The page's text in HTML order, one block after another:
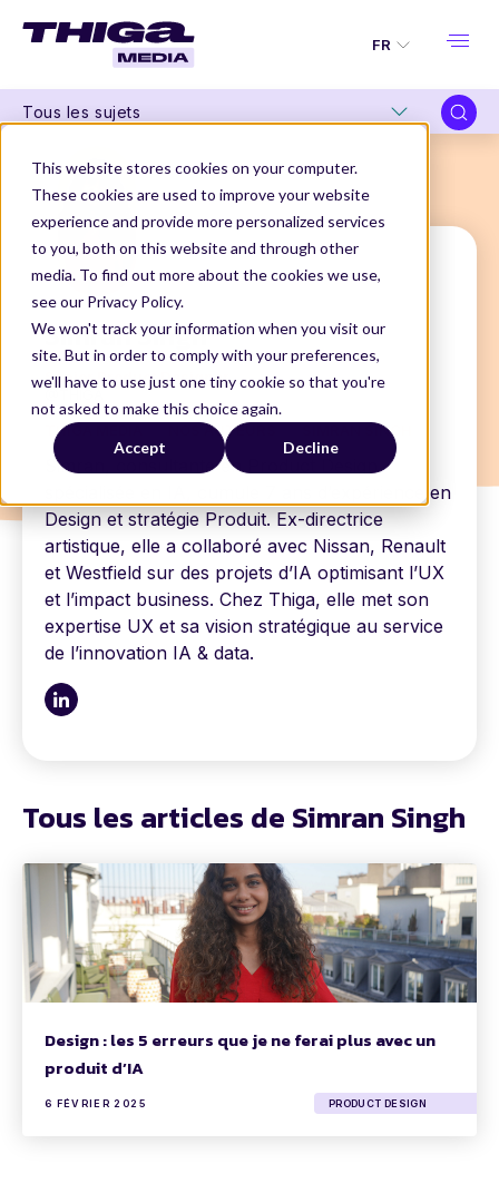
This website stores cookies on your computer.
These cookies are used to improve your website
experience and provide more personalized services
to you, both on this website and through other
media. To find out more about the cookies we use,
see our Privacy Policy.
We won't track your information when you visit our
site. But in order to comply with your preferences,
we'll have to use just one tiny cookie so that you're
not asked to make this choice again.
Accept Decline
FR
Tous les sujets
THIGA MEDIA NOS AUTEURS SIMRAN SINGH
Simran Singh
Senior Product Designer
Simran, consultante en Product Design
spécialisée en IA, cumule 7 ans d’expérience en
Design et stratégie Produit. Ex-directrice
artistique, elle a collaboré avec Nissan, Renault
et Westfield sur des projets d’IA optimisant l’UX
et l’impact business. Chez Thiga, elle met son
expertise UX et sa vision stratégique au service
de l’innovation IA & data.
Tous les articles de Simran Singh
Design : les 5 erreurs que je ne ferai plus avec un
produit d’IA
6 FÉVRIER 2025 PRODUCT DESIGN